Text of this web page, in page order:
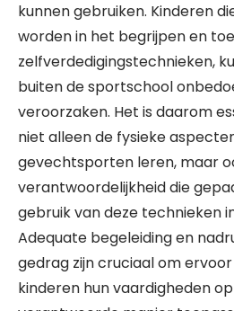
kunnen gebruiken. Kinderen
worden in het begrijpen en
zelfverdedigingstechnieken,
buiten de sportschool
veroorzaken. Het is daarom
niet alleen de fysieke
gevechtsporten leren, maar
verantwoordelijkheid die
gebruik van deze technieken
Adequate begeleiding en
gedrag zijn cruciaal om
kinderen hun vaardigheden